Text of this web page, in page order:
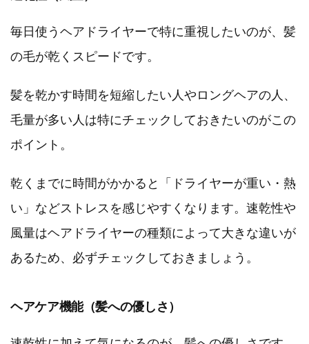
毎日使うヘアドライヤーで特に重視したいのが、髪
の毛が乾くスピードです。
髪を乾かす時間を短縮したい人やロングヘアの人、
毛量が多い人は特にチェックしておきたいのがこの
ポイント。
乾くまでに時間がかかると「ドライヤーが重い・熱
い」などストレスを感じやすくなります。速乾性や
風量はヘアドライヤーの種類によって大きな違いが
あるため、必ずチェックしておきましょう。
ヘアケア機能（髪への優しさ）